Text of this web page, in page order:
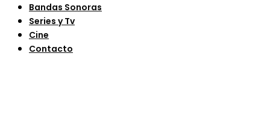
Bandas Sonoras
Series y Tv
Cine
Contacto